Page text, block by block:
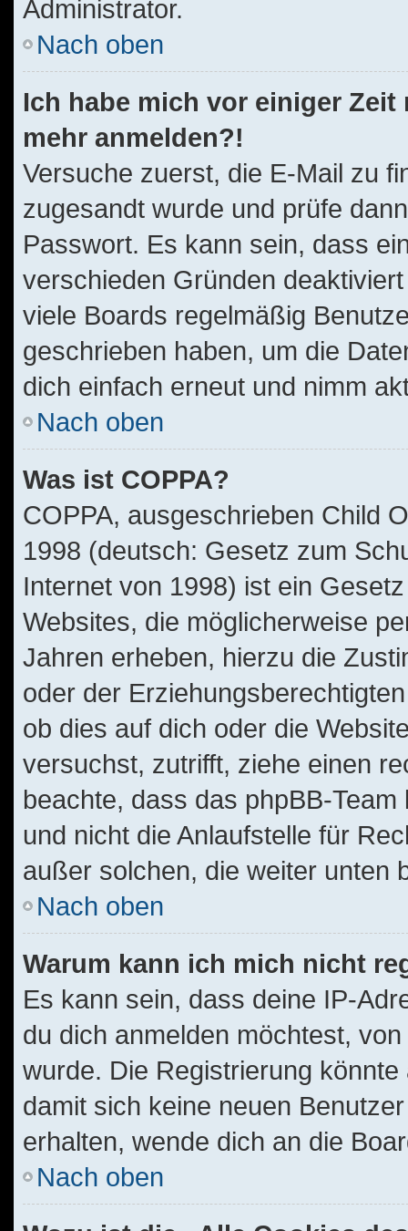
Administrator.
Nach oben
Ich habe mich vor einiger
mehr anmelden?!
Versuche zuerst, die E-Mail zu
zugesandt wurde und prüfe
Passwort. Es kann sein, dass
verschieden Gründen
viele Boards regelmäßig
geschrieben haben, um die
dich einfach erneut und nimm
Nach oben
Was ist COPPA?
COPPA, ausgeschrieben Child
1998 (deutsch: Gesetz zum
Internet von 1998) ist ein
Websites, die möglicherweise
Jahren erheben, hierzu die
oder der
ob dies auf dich oder die
versuchst, zutrifft, ziehe einen
beachte, dass das phpBB-
und nicht die Anlaufstelle für
außer solchen, die weiter unten
Nach oben
Warum kann ich mich nicht
Es kann sein, dass deine IP-
du dich anmelden möchtest,
wurde. Die Registrierung
damit sich keine neuen
erhalten, wende dich an die
Nach oben